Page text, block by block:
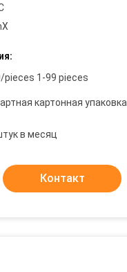
pieces 1-99 pieces
картонная упаковка
в месяц
Контакт